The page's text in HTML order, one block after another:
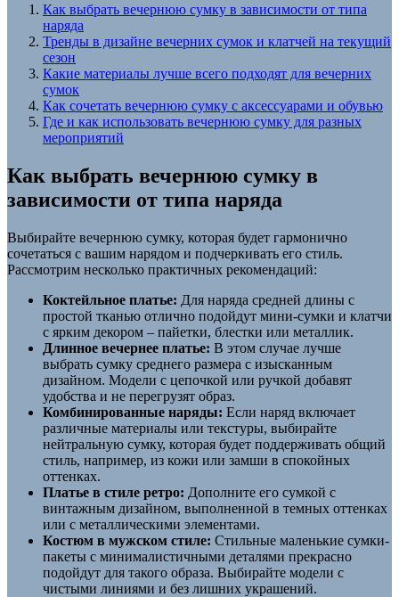
Как выбрать вечернюю сумку в зависимости от типа
наряда
Тренды в дизайне вечерних сумок и клатчей на текущий
сезон
Какие материалы лучше всего подходят для вечерних
сумок
Как сочетать вечернюю сумку с аксессуарами и обувью
Где и как использовать вечернюю сумку для разных
мероприятий
Как выбрать вечернюю сумку в
зависимости от типа наряда
Выбирайте вечернюю сумку, которая будет гармонично
сочетаться с вашим нарядом и подчеркивать его стиль.
Рассмотрим несколько практичных рекомендаций:
Коктейльное платье: Для наряда средней длины с
простой тканью отлично подойдут мини-сумки и клатчи
с ярким декором – пайетки, блестки или металлик.
Длинное вечернее платье: В этом случае лучше
выбрать сумку среднего размера с изысканным
дизайном. Модели с цепочкой или ручкой добавят
удобства и не перегрузят образ.
Комбинированные наряды: Если наряд включает
различные материалы или текстуры, выбирайте
нейтральную сумку, которая будет поддерживать общий
стиль, например, из кожи или замши в спокойных
оттенках.
Платье в стиле ретро: Дополните его сумкой с
винтажным дизайном, выполненной в темных оттенках
или с металлическими элементами.
Костюм в мужском стиле: Стильные маленькие сумки-
пакеты с минималистичными деталями прекрасно
подойдут для такого образа. Выбирайте модели с
чистыми линиями и без лишних украшений.